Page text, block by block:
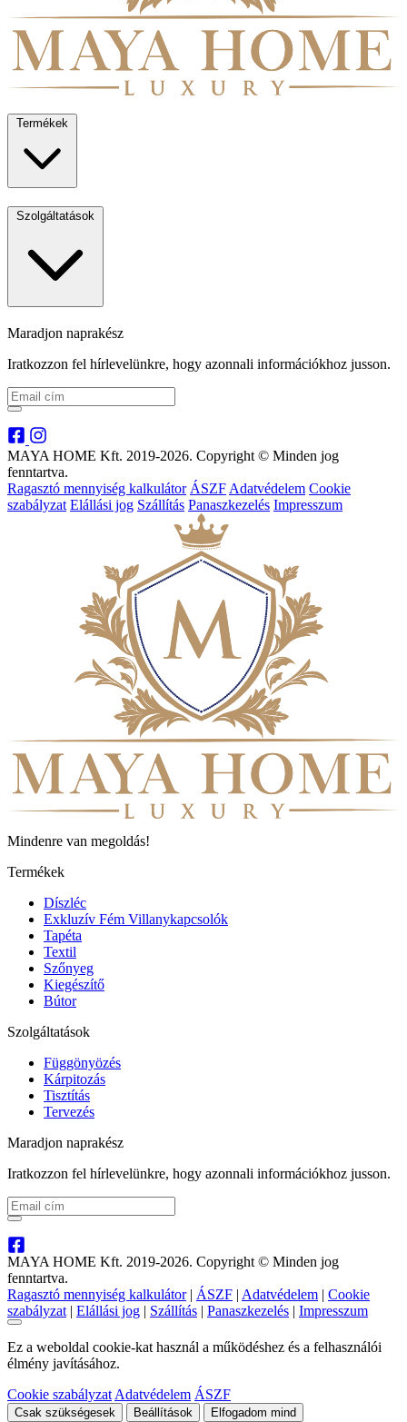
Termékek
Szolgáltatások
Maradjon naprakész
Iratkozzon fel hírlevelünkre, hogy azonnali információkhoz jusson.
MAYA HOME Kft. 2019-2026. Copyright © Minden jog
fenntartva.
Ragasztó mennyiség kalkulátor ÁSZF Adatvédelem Cookie
szabályzat Elállási jog Szállítás Panaszkezelés Impresszum
Mindenre van megoldás!
Termékek
Díszléc
Exkluzív Fém Villanykapcsolók
Tapéta
Textil
Szőnyeg
Kiegészítő
Bútor
Szolgáltatások
Függönyözés
Kárpitozás
Tisztítás
Tervezés
Maradjon naprakész
Iratkozzon fel hírlevelünkre, hogy azonnali információkhoz jusson.
MAYA HOME Kft. 2019-2026. Copyright © Minden jog
fenntartva.
Ragasztó mennyiség kalkulátor | ÁSZF | Adatvédelem | Cookie
szabályzat | Elállási jog | Szállítás | Panaszkezelés | Impresszum
Ez a weboldal cookie-kat használ a működéshez és a felhasználói
élmény javításához.
Cookie szabályzat Adatvédelem ÁSZF
Csak szükségesek Beállítások Elfogadom mind